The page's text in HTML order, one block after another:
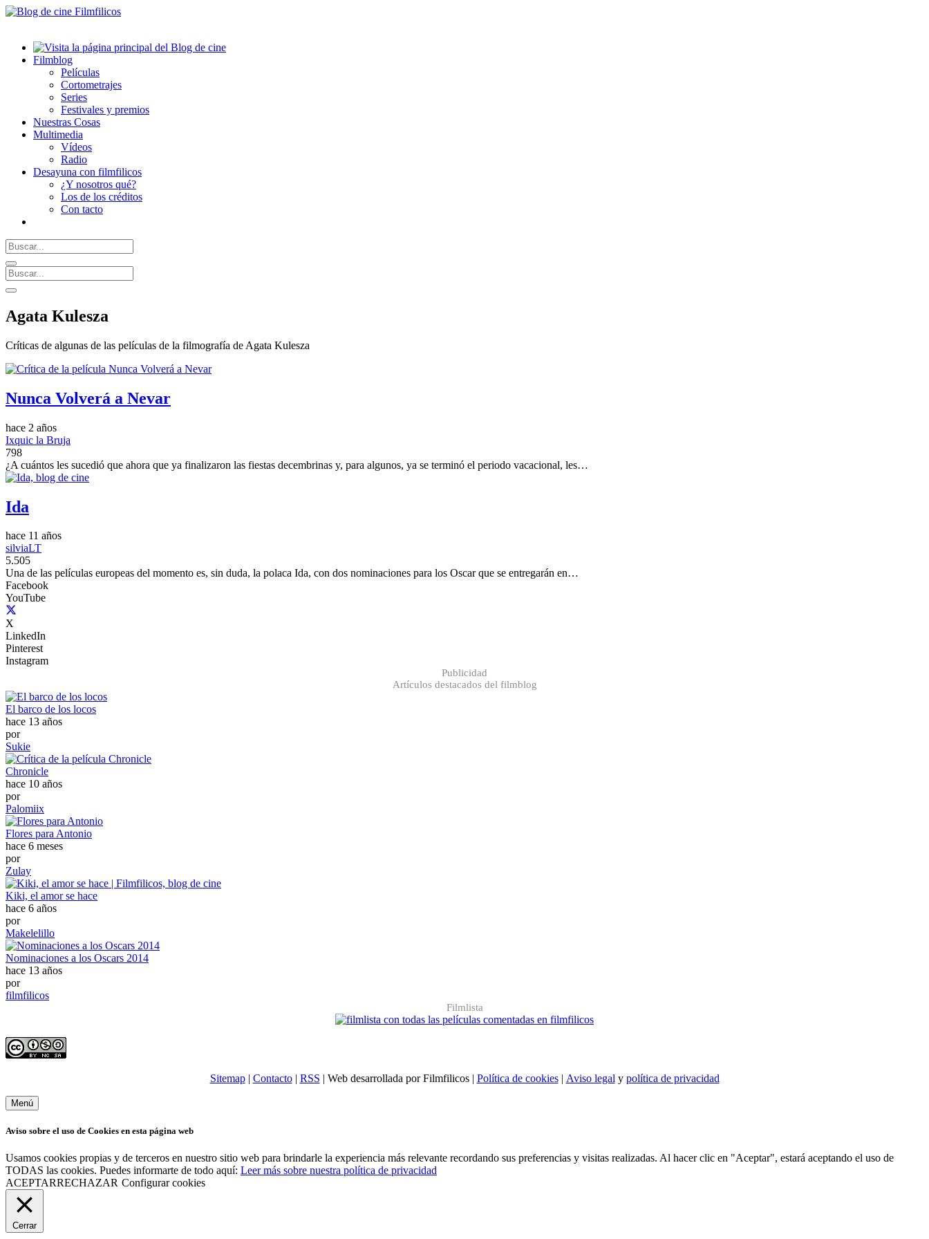
Filmblog
Películas
Cortometrajes
Series
Festivales y premios
Nuestras Cosas
Multimedia
Vídeos
Radio
Desayuna con filmfilicos
¿Y nosotros qué?
Los de los créditos
Con tacto
Agata Kulesza
Críticas de algunas de las películas de la filmografía de Agata Kulesza
Nunca Volverá a Nevar
hace 2 años
Ixquic la Bruja
798
¿A cuántos les sucedió que ahora que ya finalizaron las fiestas decembrinas y, para algunos, ya se terminó el periodo vacacional, les…
Ida
hace 11 años
silviaLT
5.505
Una de las películas europeas del momento es, sin duda, la polaca Ida, con dos nominaciones para los Oscar que se entregarán en…
Facebook
YouTube
X
LinkedIn
Pinterest
Instagram
Publicidad
Artículos destacados del filmblog
El barco de los locos
hace 13 años
por
Sukie
Chronicle
hace 10 años
por
Palomiix
Flores para Antonio
hace 6 meses
por
Zulay
Kiki, el amor se hace
hace 6 años
por
Makelelillo
Nominaciones a los Oscars 2014
hace 13 años
por
filmfilicos
Filmlista
Sitemap| Contacto| RSS | Web desarrollada por Filmfilicos | Política de cookies| Aviso legal y política de privacidad
Menú
Aviso sobre el uso de Cookies en esta página web
Usamos cookies propias y de terceros en nuestro sitio web para brindarle la experiencia más relevante recordando sus preferencias y visitas realizadas. Al hacer clic en "Aceptar", estará aceptando el uso de
TODAS las cookies. Puedes informarte de todo aquí: Leer más sobre nuestra política de privacidad
ACEPTARRECHAZAR Configurar cookies
Cerrar